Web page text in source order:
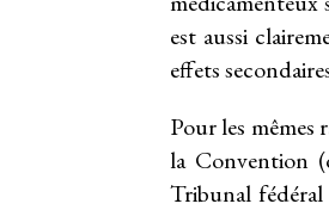
est aussi
effets
Pour les mêmes
la Convention
Tribunal fédéral